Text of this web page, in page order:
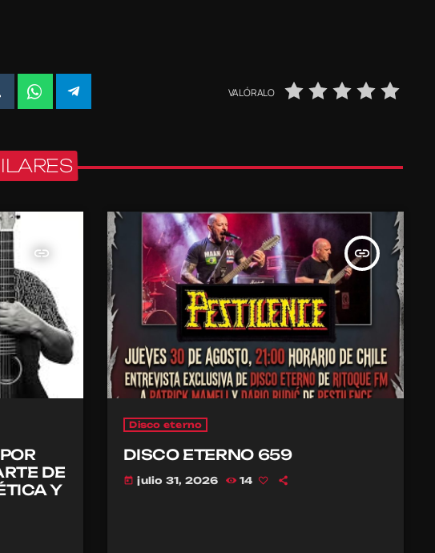
VALÓRALO
insert_link
DE
Y
insert_link
Disco eterno
DISCO ETERNO 659
today julio 31, 2026 14